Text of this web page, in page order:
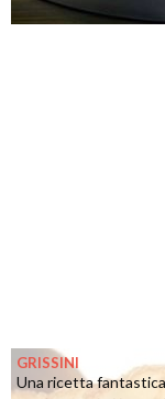
GRISSINI
Una ricetta